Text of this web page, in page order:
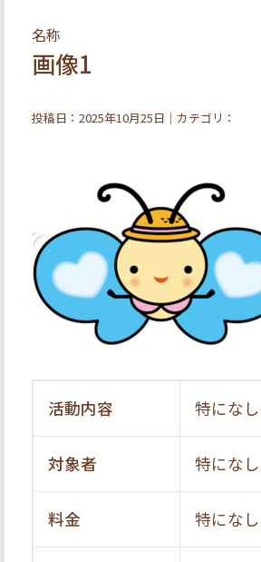
名称
画像1
投稿日：2025年10月25日｜カテゴリ：
活動内容 特になし
対象者 特になし
料金 特になし